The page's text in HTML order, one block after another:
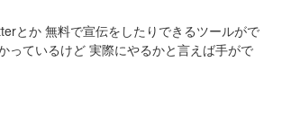
とか 無料で宣伝をしたりできるツールがで
っているけど実際にやるかと言えば手がで